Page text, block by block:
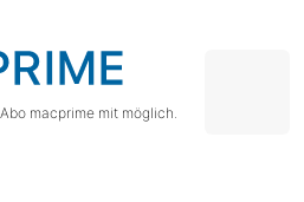
macprime mit möglich.